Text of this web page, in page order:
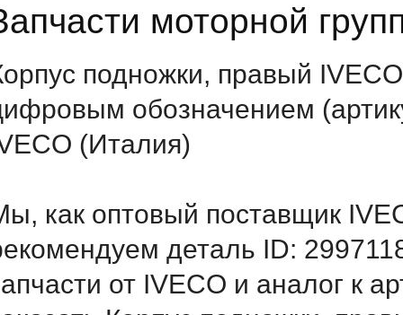
моторной
подножки, правый
обозначением
(Италия)
как оптовый поставщик
деталь ID:
от IVECO и аналог к